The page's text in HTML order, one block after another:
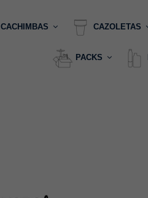
CACHIMBAS CAZOLETAS
PACKS